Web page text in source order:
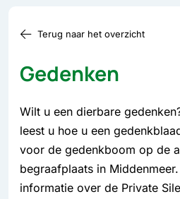
Terug naar het overzicht
Gedenken
Wilt u een dierbare
leest u hoe u een
voor de gedenkboom op de
begraafplaats in
informatie over de Private